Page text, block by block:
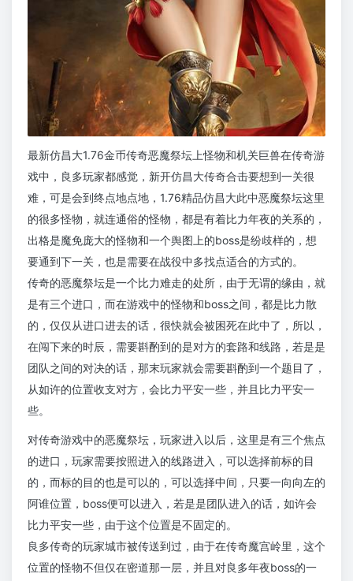
最新仿昌大1.76金币传奇恶魔祭坛上怪物和机关巨兽在传奇游
戏中，良多玩家都感觉，新开仿昌大传奇合击要想到一关很
难，可是会到终点地点地，1.76精品仿昌大此中恶魔祭坛这里
的很多怪物，就连通俗的怪物，都是有着比力年夜的关系的，
出格是魔免庞大的怪物和一个舆图上的boss是纷歧样的，想
要通到下一关，也是需要在战役中多找点适合的方式的。
传奇的恶魔祭坛是一个比力难走的处所，由于无谓的缘由，就
是有三个进口，而在游戏中的怪物和boss之间，都是比力散
的，仅仅从进口进去的话，很快就会被困死在此中了，所以，
在闯下来的时辰，需要斟酌到的是对方的套路和线路，若是是
团队之间的对决的话，那末玩家就会需要斟酌到一个题目了，
从如许的位置收支对方，会比力平安一些，并且比力平安一
些。
对传奇游戏中的恶魔祭坛，玩家进入以后，这里是有三个焦点
的进口，玩家需要按照进入的线路进入，可以选择前标的目
的，而标的目的也是可以的，可以选择中间，只要一向向左的
阿谁位置，boss便可以进入，若是是团队进入的话，如许会
比力平安一些，由于这个位置是不固定的。
良多传奇的玩家城市被传送到过，由于在传奇魔宫岭里，这个
位置的怪物不但仅在密道那一层，并且对良多年夜boss的一